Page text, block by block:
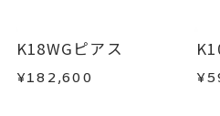
詳しくはこちら
お手数ですが商品到着後7
はお問い合わせフォームよ
この場合の返送料は弊社
K18WGピアス
¥182,600